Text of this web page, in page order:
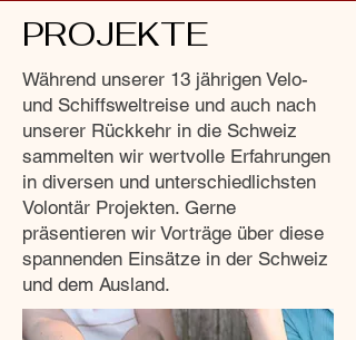
PROJEKTE
Während unserer 13 jährigen Velo-
und Schiffsweltreise und auch nach
unserer Rückkehr in die Schweiz
sammelten wir wertvolle Erfahrungen
in diversen und unterschiedlichsten
Volontär Projekten. Gerne
präsentieren wir Vorträge über diese
spannenden Einsätze in der Schweiz
und dem Ausland.